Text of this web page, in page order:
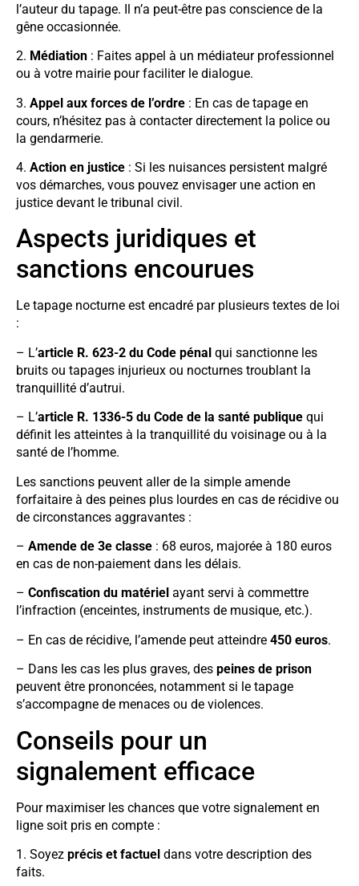
l’auteur du tapage. Il n’a peut-être pas conscience de la
gêne occasionnée.
2. Médiation : Faites appel à un médiateur professionnel
ou à votre mairie pour faciliter le dialogue.
3. Appel aux forces de l’ordre : En cas de tapage en
cours, n’hésitez pas à contacter directement la police ou
la gendarmerie.
4. Action en justice : Si les nuisances persistent malgré
vos démarches, vous pouvez envisager une action en
justice devant le tribunal civil.
Aspects juridiques et
sanctions encourues
Le tapage nocturne est encadré par plusieurs textes de loi
:
– L’article R. 623-2 du Code pénal qui sanctionne les
bruits ou tapages injurieux ou nocturnes troublant la
tranquillité d’autrui.
– L’article R. 1336-5 du Code de la santé publique qui
définit les atteintes à la tranquillité du voisinage ou à la
santé de l’homme.
Les sanctions peuvent aller de la simple amende
forfaitaire à des peines plus lourdes en cas de récidive ou
de circonstances aggravantes :
– Amende de 3e classe : 68 euros, majorée à 180 euros
en cas de non-paiement dans les délais.
– Confiscation du matériel ayant servi à commettre
l’infraction (enceintes, instruments de musique, etc.).
– En cas de récidive, l’amende peut atteindre 450 euros.
– Dans les cas les plus graves, des peines de prison
peuvent être prononcées, notamment si le tapage
s’accompagne de menaces ou de violences.
Conseils pour un
signalement efficace
Pour maximiser les chances que votre signalement en
ligne soit pris en compte :
1. Soyez précis et factuel dans votre description des
faits.